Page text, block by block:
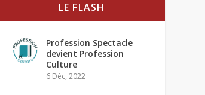
LE FLASH
Profession Spectacle
devient Profession
Culture
6 Déc, 2022